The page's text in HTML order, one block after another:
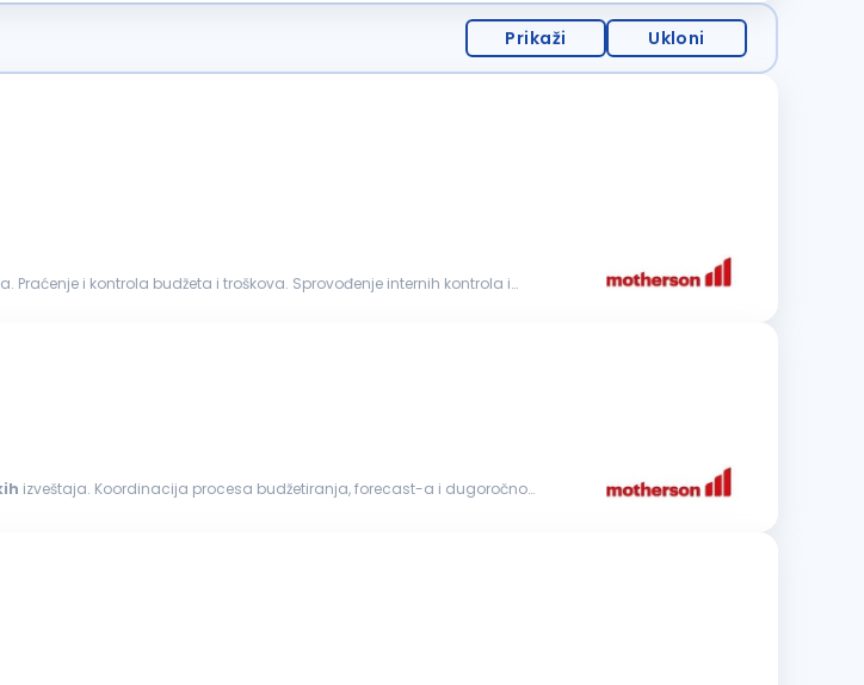
Prikaži Ukloni
Praćenje i kontrola budžeta i troškova. Sprovođenje internih kontrola i
izveštaja. Koordinacija procesa budžetiranja, forecast-a i dugoročnog